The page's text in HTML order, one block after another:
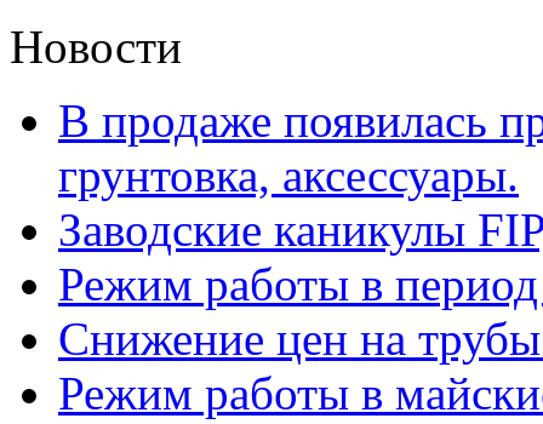
Новости
В продаже появилась
грунтовка, аксессуары.
Заводские каникулы
Режим работы в
Снижение цен на
Режим работы в